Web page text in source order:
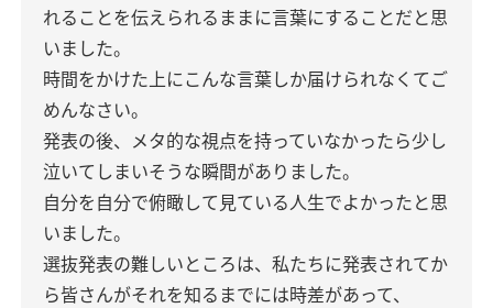
れることを伝えられるままに言葉にすることだと思
いました。
時間をかけた上にこんな言葉しか届けられなくてご
めんなさい。
発表の後、メタ的な視点を持っていなかったら少し
泣いてしまいそうな瞬間がありました。
自分を自分で俯瞰して見ている人生でよかったと思
いました。
選抜発表の難しいところは、私たちに発表されてか
ら皆さんがそれを知るまでには時差があって、